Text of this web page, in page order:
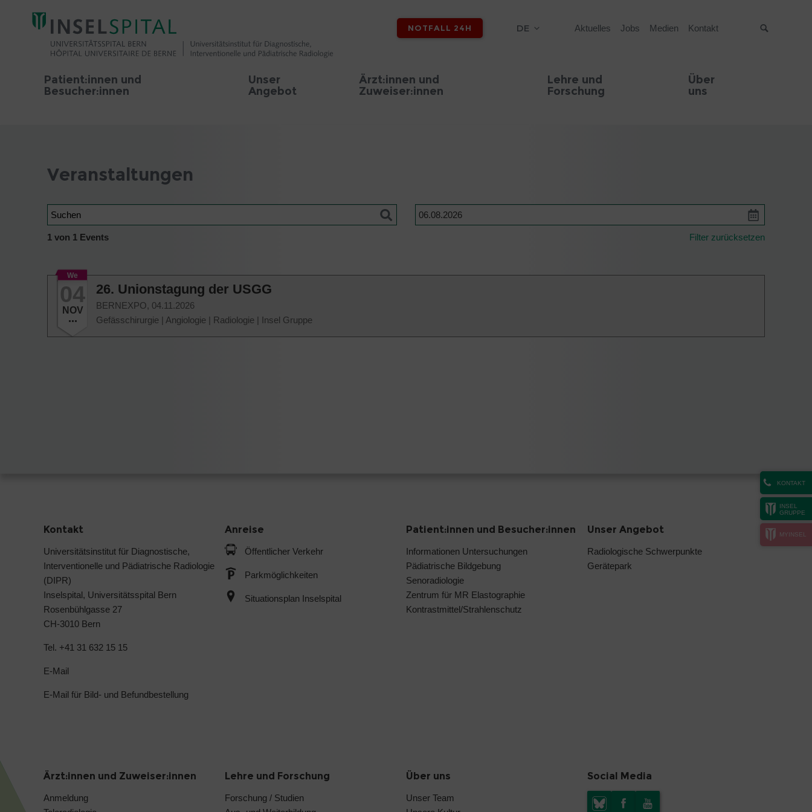
NOTFALL 24H DE Aktuelles Jobs Medien Kontakt
Patient:innen und
Besucher:innen
Unser
Angebot
Ärzt:innen und
Zuweiser:innen
Lehre und
Forschung
Über
uns
KONTAKT
INSEL
GRUPPE
MYINSEL
Veranstaltungen
Suchen Datum
1 von 1 Events Filter zurücksetzen
We
04
NOV
26. Unionstagung der USGG
BERNEXPO, 04.11.2026
Gefässchirurgie | Angiologie | Radiologie | Insel Gruppe
Kontakt
Universitätsinstitut für Diagnostische,
Interventionelle und Pädiatrische Radiologie
(DIPR)
Inselspital, Universitätsspital Bern
Rosenbühlgasse 27
CH-3010 Bern
Tel. +41 31 632 15 15
E-Mail
E-Mail für Bild- und Befundbestellung
Anreise
Öffentlicher Verkehr
Parkmöglichkeiten
Situationsplan Inselspital
Patient:innen und Besucher:innen
Informationen Untersuchungen
Pädiatrische Bildgebung
Senoradiologie
Zentrum für MR Elastographie
Kontrastmittel/Strahlenschutz
Unser Angebot
Radiologische Schwerpunkte
Gerätepark
Ärzt:innen und Zuweiser:innen
Anmeldung
Lehre und Forschung
Forschung / Studien
Über uns
Unser Team
Social Media